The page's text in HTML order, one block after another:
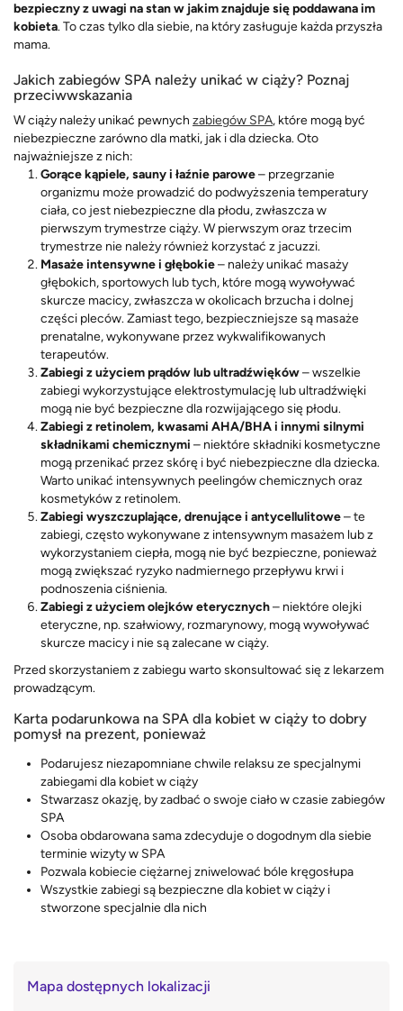
bezpieczny z uwagi na stan w jakim znajduje się poddawana im
kobieta. To czas tylko dla siebie, na który zasługuje każda przyszła
mama.
Jakich zabiegów SPA należy unikać w ciąży? Poznaj
przeciwwskazania
W ciąży należy unikać pewnych zabiegów SPA, które mogą być
niebezpieczne zarówno dla matki, jak i dla dziecka. Oto
najważniejsze z nich:
Gorące kąpiele, sauny i łaźnie parowe– przegrzanie
organizmu może prowadzić do podwyższenia temperatury
ciała, co jest niebezpieczne dla płodu, zwłaszcza w
pierwszym trymestrze ciąży. W pierwszym oraz trzecim
trymestrze nie należy również korzystać z jacuzzi.
Masaże intensywne i głębokie– należy unikać masaży
głębokich, sportowych lub tych, które mogą wywoływać
skurcze macicy, zwłaszcza w okolicach brzucha i dolnej
części pleców. Zamiast tego, bezpieczniejsze są masaże
prenatalne, wykonywane przez wykwalifikowanych
terapeutów.
Zabiegi z użyciem prądów lub ultradźwięków– wszelkie
zabiegi wykorzystujące elektrostymulację lub ultradźwięki
mogą nie być bezpieczne dla rozwijającego się płodu.
Zabiegi z retinolem, kwasami AHA/BHA i innymi silnymi
składnikami chemicznymi – niektóre składniki kosmetyczne
mogą przenikać przez skórę i być niebezpieczne dla dziecka.
Warto unikać intensywnych peelingów chemicznych oraz
kosmetyków z retinolem.
Zabiegi wyszczuplające, drenujące i antycellulitowe– te
zabiegi, często wykonywane z intensywnym masażem lub z
wykorzystaniem ciepła, mogą nie być bezpieczne, ponieważ
mogą zwiększać ryzyko nadmiernego przepływu krwi i
podnoszenia ciśnienia.
Zabiegi z użyciem olejków eterycznych– niektóre olejki
eteryczne, np. szałwiowy, rozmarynowy, mogą wywoływać
skurcze macicy i nie są zalecane w ciąży.
Przed skorzystaniem z zabiegu warto skonsultować się z lekarzem
prowadzącym.
Karta podarunkowa na SPA dla kobiet w ciąży to dobry
pomysł na prezent, ponieważ
Podarujesz niezapomniane chwile relaksu ze specjalnymi
zabiegami dla kobiet w ciąży
Stwarzasz okazję, by zadbać o swoje ciało w czasie zabiegów
SPA
Osoba obdarowana sama zdecyduje o dogodnym dla siebie
terminie wizyty w SPA
Pozwala kobiecie ciężarnej zniwelować bóle kręgosłupa
Wszystkie zabiegi są bezpieczne dla kobiet w ciąży i
stworzone specjalnie dla nich
Mapa dostępnych lokalizacji